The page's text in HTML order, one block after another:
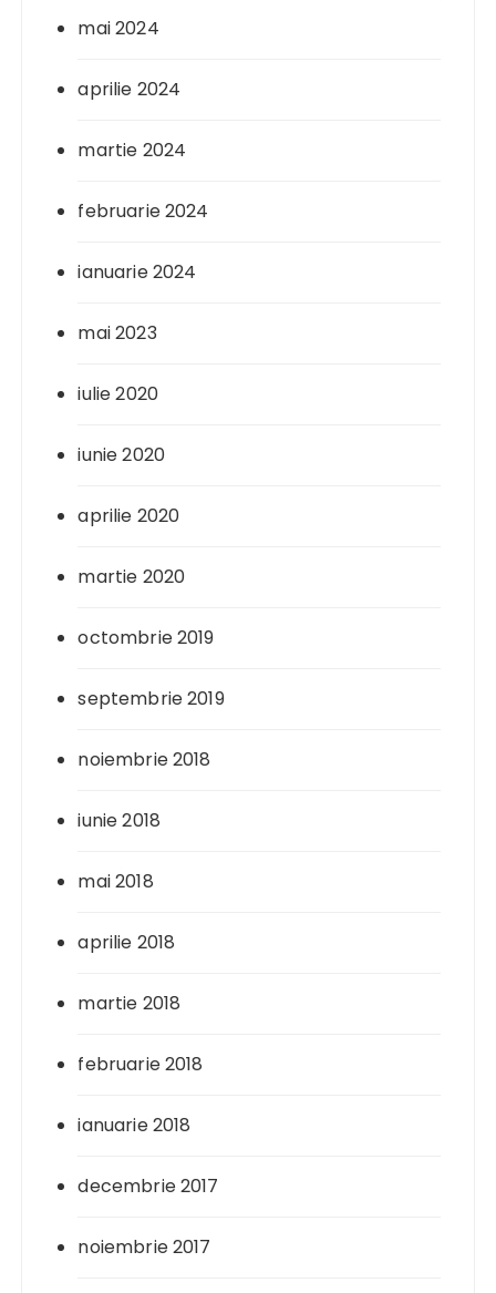
mai 2024
aprilie 2024
martie 2024
februarie 2024
ianuarie 2024
mai 2023
iulie 2020
iunie 2020
aprilie 2020
martie 2020
octombrie 2019
septembrie 2019
noiembrie 2018
iunie 2018
mai 2018
aprilie 2018
martie 2018
februarie 2018
ianuarie 2018
decembrie 2017
noiembrie 2017